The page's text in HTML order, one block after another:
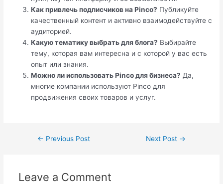
Как привлечь подписчиков на Pinco? Публикуйте
качественный контент и активно взаимодействуйте с
аудиторией.
Какую тематику выбрать для блога? Выбирайте
тему, которая вам интересна и с которой у вас есть
опыт или знания.
Можно ли использовать Pinco для бизнеса? Да,
многие компании используют Pinco для
продвижения своих товаров и услуг.
← Previous Post Next Post →
Leave a Comment